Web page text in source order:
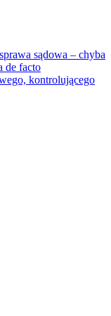
sądowa – chyba
de facto
kontrolującego